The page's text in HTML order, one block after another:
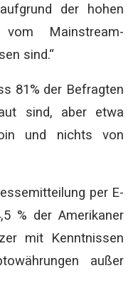
der hohen
Mainstream-
sind.“
81% der Befragten
sind, aber etwa
und nichts von
per E-
% der Amerikaner
mit Kenntnissen
außer